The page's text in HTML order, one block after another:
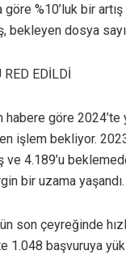
göre %10’luk bir
bekleyen dosya
RED EDİLDİ
habere göre
işlem bekliyor.
4.189’u
bir uzama yaşandı.
son çeyreğinde
1.048 başvuruya